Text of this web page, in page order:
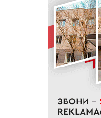
18:01
17:56
33
17:51